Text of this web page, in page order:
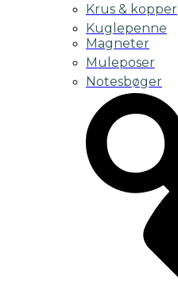
Krus & kopper
Kuglepenne
Magneter
Muleposer
Notesbøger